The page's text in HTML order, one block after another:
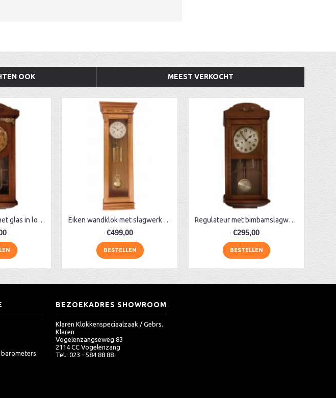
OOK MEEST VERKOCHT
Eiken regulateur met glas in lood Eiken wandklok met slagwerk AER110
€499,00
BESTELLEN
Regulateur met bimbamslagwerk, eiken
€295,00
BESTELLEN
BEZOEKADRES SHOWROOM
Klaren Klokkenspeciaalzaak / Gebrs.
Klaren
Vogelenzangseweg 83
2114 CC Vogelenzang
Tel.: 023 - 584 88 88